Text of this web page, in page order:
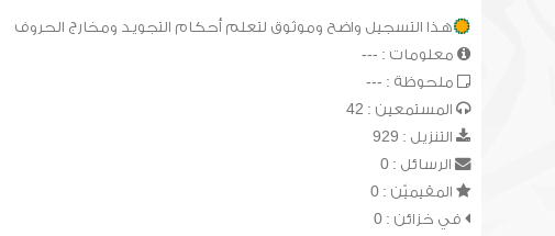
هذا التسجيل واضح وموثوق لتعلم أحكام التجويد ومخارج الحروف
معلومات : ---
ملحوظة : ---
المستمعين : 42
التنزيل : 929
الرسائل : 0
المقيميّن : 0
في خزائن : 0